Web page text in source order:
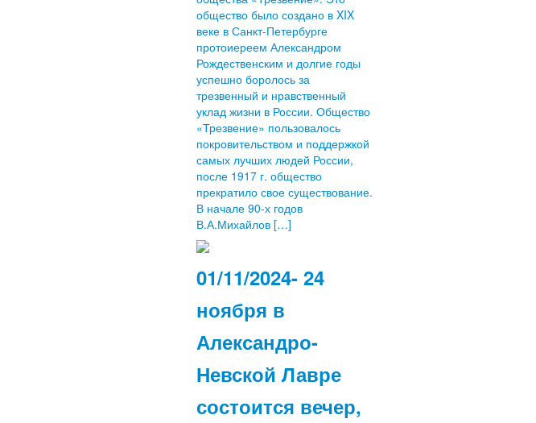
общество было создано в XIX
веке в Санкт-Петербурге
протоиереем Александром
Рождественским и долгие годы
успешно боролось за
трезвенный и нравственный
уклад жизни в России. Общество
«Трезвение» пользовалось
покровительством и поддержкой
самых лучших людей России,
после 1917 г. общество
прекратило свое существование.
В начале 90-х годов
В.А.Михайлов […]
01/11/2024- 24
ноября в
Александро-
Невской Лавре
состоится вечер,